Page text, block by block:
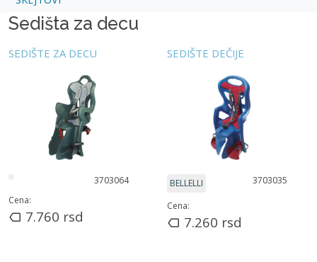
Sedišta za decu
SEDIŠTE ZA DECU
3703064
Cena:
7.760 rsd
SEDIŠTE DEČIJE
BELLELLI 3703035
Cena:
7.260 rsd